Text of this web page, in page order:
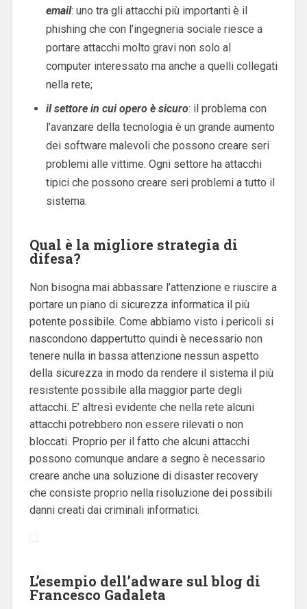
email: uno tra gli attacchi più importanti è il
phishing che con l’ingegneria sociale riesce a
portare attacchi molto gravi non solo al
computer interessato ma anche a quelli collegati
nella rete;
il settore in cui opero è sicuro: il problema con
l’avanzare della tecnologia è un grande aumento
dei software malevoli che possono creare seri
problemi alle vittime. Ogni settore ha attacchi
tipici che possono creare seri problemi a tutto il
sistema.
Qual è la migliore strategia di
difesa?
Non bisogna mai abbassare l’attenzione e riuscire a
portare un piano di sicurezza informatica il più
potente possibile. Come abbiamo visto i pericoli si
nascondono dappertutto quindi è necessario non
tenere nulla in bassa attenzione nessun aspetto
della sicurezza in modo da rendere il sistema il più
resistente possibile alla maggior parte degli
attacchi. E’ altresì evidente che nella rete alcuni
attacchi potrebbero non essere rilevati o non
bloccati. Proprio per il fatto che alcuni attacchi
possono comunque andare a segno è necessario
creare anche una soluzione di disaster recovery
che consiste proprio nella risoluzione dei possibili
danni creati dai criminali informatici.
L’esempio dell’adware sul blog di
Francesco Gadaleta